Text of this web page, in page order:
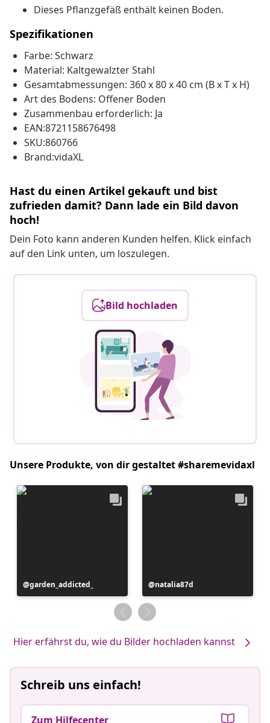
Dieses Pflanzgefäß enthält keinen Boden.
Spezifikationen
Farbe: Schwarz
Material: Kaltgewalzter Stahl
Gesamtabmessungen: 360 x 80 x 40 cm (B x T x H)
Art des Bodens: Offener Boden
Zusammenbau erforderlich: Ja
EAN:8721158676498
SKU:860766
Brand:vidaXL
Hast du einen Artikel gekauft und bist
zufrieden damit? Dann lade ein Bild davon
hoch!
Dein Foto kann anderen Kunden helfen. Klick einfach
auf den Link unten, um loszulegen.
Bild hochladen
Unsere Produkte, von dir gestaltet #sharemevidaxl
Beitrag
veröffentlicht
garden_addicted_
Beitrag
veröffentlicht
von
natalia87d
Hier erfährst du, wie du Bilder hochladen kannst
Schreib uns einfach!
Zum Hilfecenter